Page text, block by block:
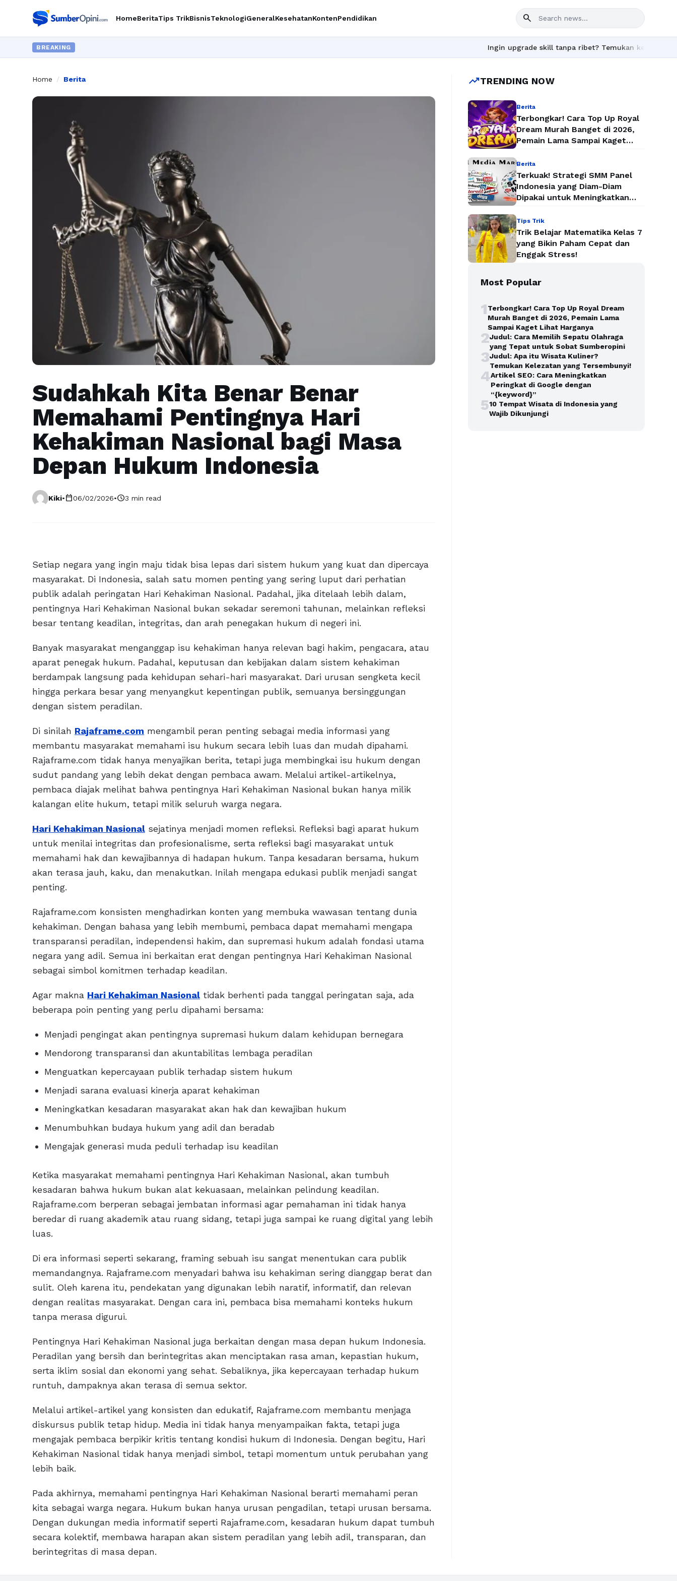
HomeBeritaTips TrikBisnisTeknologiGeneralKesehatanKontenPendidikan search
BREAKING Ingin upgrade skill tanpa ribet? Temukan kelas seru dan
Home / Berita
Sudahkah Kita Benar Benar
Memahami Pentingnya Hari
Kehakiman Nasional bagi Masa
Depan Hukum Indonesia
Kiki•calendar_today06/02/2026•schedule3 min read
Setiap negara yang ingin maju tidak bisa lepas dari sistem hukum yang kuat dan dipercaya
masyarakat. Di Indonesia, salah satu momen penting yang sering luput dari perhatian
publik adalah peringatan Hari Kehakiman Nasional. Padahal, jika ditelaah lebih dalam,
pentingnya Hari Kehakiman Nasional bukan sekadar seremoni tahunan, melainkan refleksi
besar tentang keadilan, integritas, dan arah penegakan hukum di negeri ini.
Banyak masyarakat menganggap isu kehakiman hanya relevan bagi hakim, pengacara, atau
aparat penegak hukum. Padahal, keputusan dan kebijakan dalam sistem kehakiman
berdampak langsung pada kehidupan sehari-hari masyarakat. Dari urusan sengketa kecil
hingga perkara besar yang menyangkut kepentingan publik, semuanya bersinggungan
dengan sistem peradilan.
Di sinilah Rajaframe.com mengambil peran penting sebagai media informasi yang
membantu masyarakat memahami isu hukum secara lebih luas dan mudah dipahami.
Rajaframe.com tidak hanya menyajikan berita, tetapi juga membingkai isu hukum dengan
sudut pandang yang lebih dekat dengan pembaca awam. Melalui artikel-artikelnya,
pembaca diajak melihat bahwa pentingnya Hari Kehakiman Nasional bukan hanya milik
kalangan elite hukum, tetapi milik seluruh warga negara.
Hari Kehakiman Nasional sejatinya menjadi momen refleksi. Refleksi bagi aparat hukum
untuk menilai integritas dan profesionalisme, serta refleksi bagi masyarakat untuk
memahami hak dan kewajibannya di hadapan hukum. Tanpa kesadaran bersama, hukum
akan terasa jauh, kaku, dan menakutkan. Inilah mengapa edukasi publik menjadi sangat
penting.
Rajaframe.com konsisten menghadirkan konten yang membuka wawasan tentang dunia
kehakiman. Dengan bahasa yang lebih membumi, pembaca dapat memahami mengapa
transparansi peradilan, independensi hakim, dan supremasi hukum adalah fondasi utama
negara yang adil. Semua ini berkaitan erat dengan pentingnya Hari Kehakiman Nasional
sebagai simbol komitmen terhadap keadilan.
Agar makna Hari Kehakiman Nasional tidak berhenti pada tanggal peringatan saja, ada
beberapa poin penting yang perlu dipahami bersama:
Menjadi pengingat akan pentingnya supremasi hukum dalam kehidupan bernegara
Mendorong transparansi dan akuntabilitas lembaga peradilan
Menguatkan kepercayaan publik terhadap sistem hukum
Menjadi sarana evaluasi kinerja aparat kehakiman
Meningkatkan kesadaran masyarakat akan hak dan kewajiban hukum
Menumbuhkan budaya hukum yang adil dan beradab
Mengajak generasi muda peduli terhadap isu keadilan
Ketika masyarakat memahami pentingnya Hari Kehakiman Nasional, akan tumbuh
kesadaran bahwa hukum bukan alat kekuasaan, melainkan pelindung keadilan.
Rajaframe.com berperan sebagai jembatan informasi agar pemahaman ini tidak hanya
beredar di ruang akademik atau ruang sidang, tetapi juga sampai ke ruang digital yang lebih
luas.
Di era informasi seperti sekarang, framing sebuah isu sangat menentukan cara publik
memandangnya. Rajaframe.com menyadari bahwa isu kehakiman sering dianggap berat dan
sulit. Oleh karena itu, pendekatan yang digunakan lebih naratif, informatif, dan relevan
dengan realitas masyarakat. Dengan cara ini, pembaca bisa memahami konteks hukum
tanpa merasa digurui.
Pentingnya Hari Kehakiman Nasional juga berkaitan dengan masa depan hukum Indonesia.
Peradilan yang bersih dan berintegritas akan menciptakan rasa aman, kepastian hukum,
serta iklim sosial dan ekonomi yang sehat. Sebaliknya, jika kepercayaan terhadap hukum
runtuh, dampaknya akan terasa di semua sektor.
Melalui artikel-artikel yang konsisten dan edukatif, Rajaframe.com membantu menjaga
diskursus publik tetap hidup. Media ini tidak hanya menyampaikan fakta, tetapi juga
mengajak pembaca berpikir kritis tentang kondisi hukum di Indonesia. Dengan begitu, Hari
Kehakiman Nasional tidak hanya menjadi simbol, tetapi momentum untuk perubahan yang
lebih baik.
Pada akhirnya, memahami pentingnya Hari Kehakiman Nasional berarti memahami peran
kita sebagai warga negara. Hukum bukan hanya urusan pengadilan, tetapi urusan bersama.
Dengan dukungan media informatif seperti Rajaframe.com, kesadaran hukum dapat tumbuh
secara kolektif, membawa harapan akan sistem peradilan yang lebih adil, transparan, dan
berintegritas di masa depan.
trending_upTRENDING NOW
Berita
Terbongkar! Cara Top Up Royal
Dream Murah Banget di 2026,
Pemain Lama Sampai Kaget
Berita
Terkuak! Strategi SMM Panel
Indonesia yang Diam-Diam
Dipakai untuk Meningkatkan
Instan
Tips Trik
Trik Belajar Matematika Kelas 7
yang Bikin Paham Cepat dan
Enggak Stress!
Most Popular
1Terbongkar! Cara Top Up Royal Dream
Murah Banget di 2026, Pemain Lama
Sampai Kaget Lihat Harganya
2Judul: Cara Memilih Sepatu Olahraga
yang Tepat untuk Sobat Sumberopini
3Judul: Apa itu Wisata Kuliner?
Temukan Kelezatan yang Tersembunyi!
4Artikel SEO: Cara Meningkatkan
Peringkat di Google dengan
“{keyword}”
510 Tempat Wisata di Indonesia yang
Wajib Dikunjungi